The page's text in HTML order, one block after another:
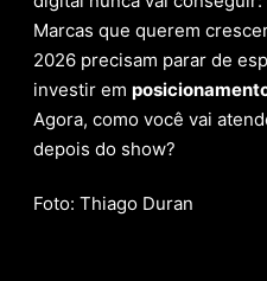
Marcas que querem
2026 precisam parar de
investir em
Agora, como você vai
depois do show?
Foto: Thiago Duran